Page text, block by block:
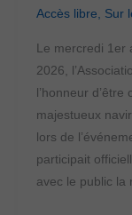
Accès libre, Sur
Le mercredi 1er
2026,
l’honneur
majestueux
lors de
participait
avec le public